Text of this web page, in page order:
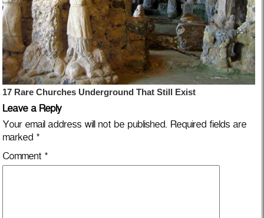
Leave a Reply
Your email address will not be published. Required fields are
marked *
Comment *